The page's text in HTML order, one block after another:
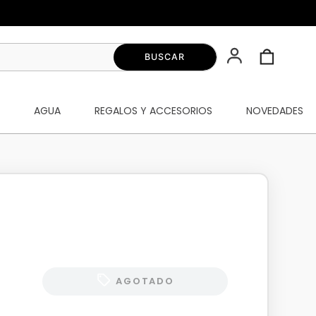
AGUA REGALOS Y ACCESORIOS NOVEDADES
AGOTADO